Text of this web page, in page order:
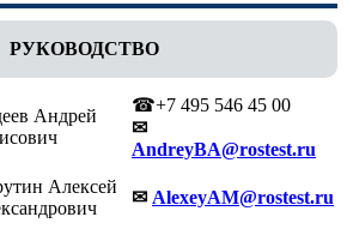
РУКОВОДСТВО
Андрей
☎+7 495 546 45 00
✉
AndreyBA@rostest.ru
Алексей
✉ AlexeyAM@rostest.ru